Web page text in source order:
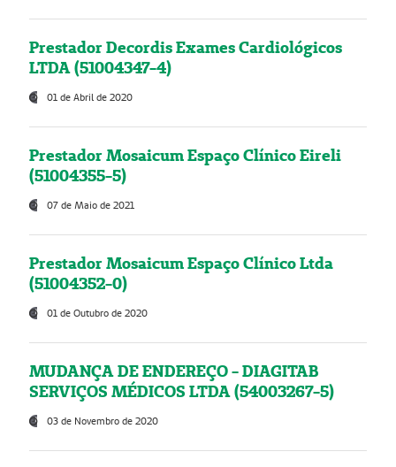
Prestador Decordis Exames Cardiológicos
LTDA (51004347-4)
01 de Abril de 2020
Prestador Mosaicum Espaço Clínico Eireli
(51004355-5)
07 de Maio de 2021
Prestador Mosaicum Espaço Clínico Ltda
(51004352-0)
01 de Outubro de 2020
MUDANÇA DE ENDEREÇO - DIAGITAB
SERVIÇOS MÉDICOS LTDA (54003267-5)
03 de Novembro de 2020